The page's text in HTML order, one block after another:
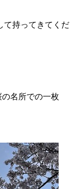
て持ってきてくだ
名所での一枚